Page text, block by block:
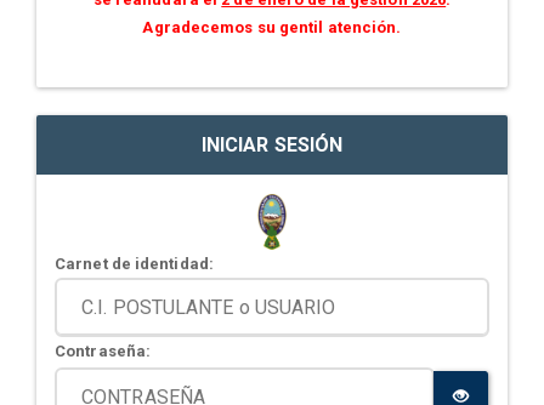
Agradecemos su gentil atención.
INICIAR SESIÓN
Carnet de identidad:
Contraseña: